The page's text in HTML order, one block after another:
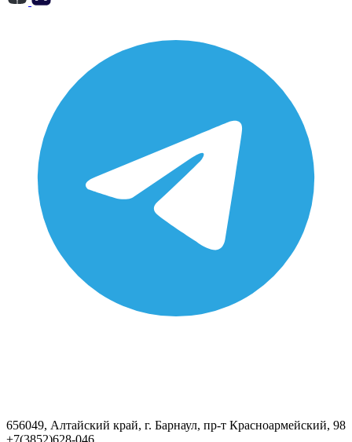
656049, Алтайский край, г. Барнаул, пр-т Красноармейский, 98
+7(3852)628-046